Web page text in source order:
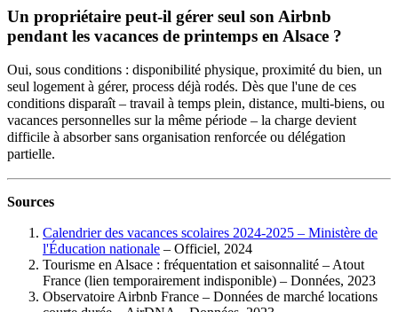
Un propriétaire peut-il gérer seul son Airbnb
pendant les vacances de printemps en Alsace ?
Oui, sous conditions : disponibilité physique, proximité du bien, un
seul logement à gérer, process déjà rodés. Dès que l'une de ces
conditions disparaît – travail à temps plein, distance, multi-biens, ou
vacances personnelles sur la même période – la charge devient
difficile à absorber sans organisation renforcée ou délégation
partielle.
Sources
Calendrier des vacances scolaires 2024-2025 – Ministère de
l'Éducation nationale – Officiel, 2024
Tourisme en Alsace : fréquentation et saisonnalité – Atout
France (lien temporairement indisponible) – Données, 2023
Observatoire Airbnb France – Données de marché locations